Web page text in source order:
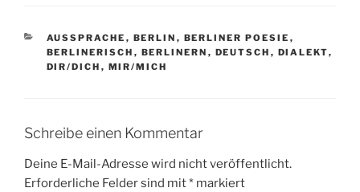
KATEGORIEN
AUSSPRACHE , BERLIN , BERLINER POESIE ,
BERLINERISCH , BERLINERN , DEUTSCH , DIALEKT,
DIR/DICH , MIR/MICH
Schreibe einen Kommentar
Deine E-Mail-Adresse wird nicht veröffentlicht.
Erforderliche Felder sind mit* markiert